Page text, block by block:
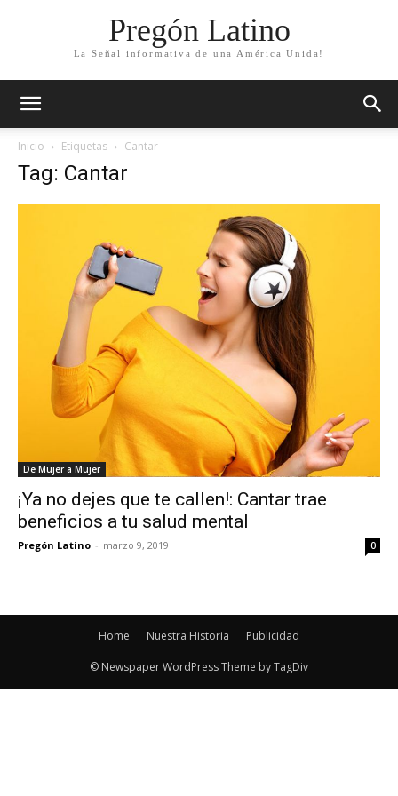
Pregón Latino
La Señal informativa de una América Unida!
Inicio Etiquetas Cantar
Tag: Cantar
De Mujer a Mujer
¡Ya no dejes que te callen!: Cantar trae
beneficios a tu salud mental
Pregón Latino - marzo 9, 2019 0
Home Nuestra Historia Publicidad
© Newspaper WordPress Theme by TagDiv